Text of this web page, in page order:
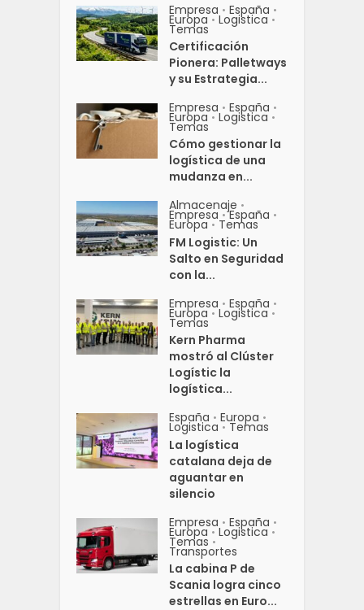
Empresa • España •
Europa • Logistica •
Temas
Certificación
Pionera: Palletways
y su Estrategia...
Empresa • España •
Europa • Logistica •
Temas
Cómo gestionar la
logística de una
mudanza en...
Almacenaje •
Empresa • España •
Europa • Temas
FM Logistic: Un
Salto en Seguridad
con la...
Empresa • España •
Europa • Logistica •
Temas
Kern Pharma
mostró al Clúster
Logístic la
logística...
España • Europa •
Logistica • Temas
La logística
catalana deja de
aguantar en
silencio
Empresa • España •
Europa • Logistica •
Temas •
Transportes
La cabina P de
Scania logra cinco
estrellas en Euro...